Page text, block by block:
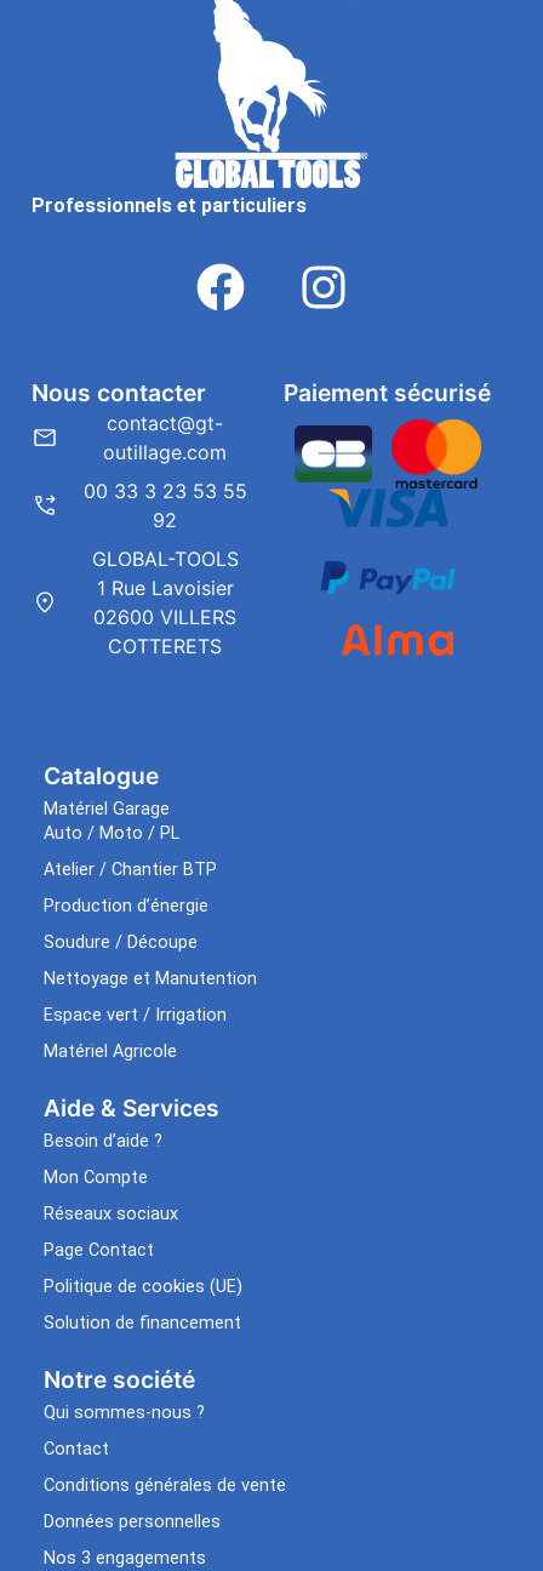
Professionnels et particuliers
Catalogue
Matériel Garage
Auto / Moto / PL
Atelier / Chantier BTP
Production d’énergie
Soudure / Découpe
Nettoyage et Manutention
Espace vert / Irrigation
Matériel Agricole
Aide & Services​
Besoin d’aide ?
Mon Compte
Réseaux sociaux
Page Contact
Politique de cookies (UE)
Solution de financement
Notre société
Qui sommes-nous ?
Contact
Conditions générales de vente
Données personnelles
Nos 3 engagements
Paiement sécurisé
Nous contacter
contact@gt-
outillage.com
00 33 3 23 53 55
92
GLOBAL-TOOLS
1 Rue Lavoisier
02600 VILLERS
COTTERETS